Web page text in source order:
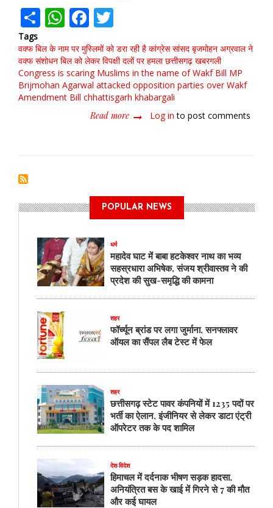
ShareWhatsApp
Facebook
Tags
वक्फ बिल के नाम पर मुस्लिमों को डरा रही है कांग्रेस सांसद बृजमोहन अग्रवाल ने
वक्फ संशोधन बिल को लेकर विपक्षी दलों पर हमला छत्तीसगढ़ खबरगली
Congress is scaring Muslims in the name of Wakf Bill MP
Brijmohan Agarwal attacked opposition parties over Wakf
Amendment Bill chhattisgarh khabargali
Read more about
को
डरा
कांग्रेस
:
बृजमोहन
Log in to post comments
POPULAR NEWS
धर्म
महादेव घाट में बाबा हटकेश्वर नाथ का भव्य
सहस्रधारा अभिषेक, संजय श्रीवास्तव ने की
प्रदेश की सुख-समृद्धि की कामना
शहर
फॉर्च्यून ब्रांड पर लगा जुर्माना, सनफ्लावर
ऑयल का सैंपल लैब टेस्ट में फेल
शहर
छत्तीसगढ़ स्टेट पावर कंपनियों में 1235 पदों पर
भर्ती का ऐलान, इंजीनियर से लेकर डाटा एंट्री
ऑपरेटर तक के पद शामिल
देश-विदेश
हिमाचल में दर्दनाक भीषण सड़क हादसा,
अनियंत्रित बस के खाई में गिरने से 7 की मौत
और कई घायल